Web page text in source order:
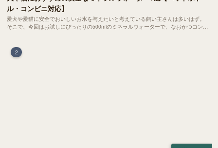
ル・コンビニ対応】
愛犬や愛猫に安全でおいしいお水を与えたいと考えている飼い主さんは多いはず。
そこで、今回はお試しにぴったりの500mlのミネラルウォーターで、なおかつコンビ
2